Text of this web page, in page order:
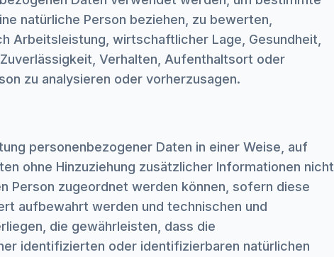
natürliche Person beziehen, zu bewerten,
Arbeitsleistung, wirtschaftlicher Lage, Gesundheit,
Verhalten, Aufenthaltsort oder
zu analysieren oder vorherzusagen.
personenbezogener Daten in einer Weise, auf
ohne Hinzuziehung zusätzlicher Informationen nicht
Person zugeordnet werden können, sofern diese
aufbewahrt werden und technischen und
die gewährleisten, dass die
identifizierten oder identifizierbaren natürlichen